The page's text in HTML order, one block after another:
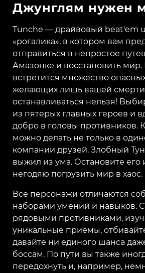
Джунглям нужен
Tunche — драйвовый beat'em
«рогалика», в котором вам
отправиться в непростое
Амазонке и восстановить мир.
встретится множество
желающих лишь вашей
останавливаться нельзя!
из пятерых главных героев и
добро в головы противников. К
можно делать не только в
компании друзей. Злобный
выжил из ума. Остановите его
негодяю погрузить мир в хаос.
Все персонажи отличаются
наборами умений и навыков.
рядовыми противниками,
уникальные приёмы,
давайте ни единого шанса
боссам. По пути вы также
передохнуть и, например,